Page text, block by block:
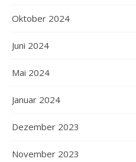
Oktober 2024
Juni 2024
Mai 2024
Januar 2024
Dezember 2023
November 2023